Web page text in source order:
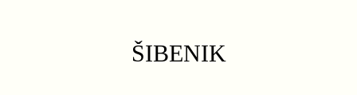
ŠIBENIK